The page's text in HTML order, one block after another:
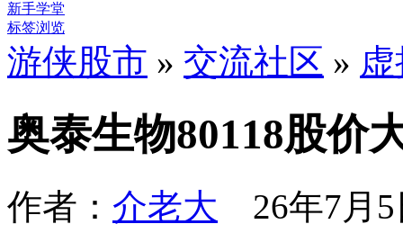
新手学堂
标签浏览
游侠股市 » 交流社区 »
奥泰生物80118股价
作者： 介老大 26年7月